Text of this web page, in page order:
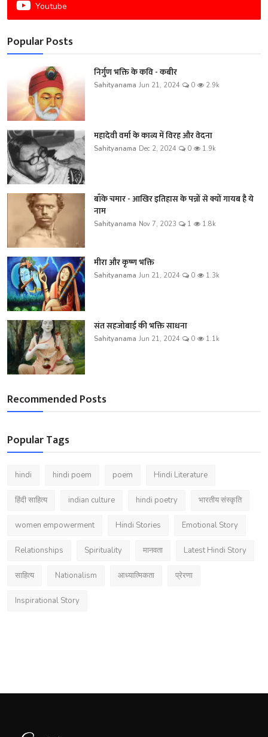
Youtube
Popular Posts
निर्गुण भक्ति के कवि - कबीर
Sahityanama Jun 21, 2024 0 2.9k
महादेवी वर्मा के काव्य में विरह और वेदना
Sahityanama Dec 2, 2024 0 1.9k
बाँके चमार - आखिर इतिहास के पन्नों से क्यों गायब है ये
नाम
Sahityanama Nov 7, 2023 1 1.8k
मीरा और कृष्ण भक्ति
Sahityanama Jun 21, 2024 0 1.3k
संत सहजोबाई की भक्ति साधना
Sahityanama Jun 21, 2024 0 1.1k
Recommended Posts
Popular Tags
hindi hindi poem poem Hindi Literature
हिंदी साहित्य indian culture hindi poetry भारतीय संस्कृति
women empowerment Hindi Stories Emotional Story
Relationships Spirituality मानवता Latest Hindi Story
साहित्य Nationalism आध्यात्मिकता प्रेरणा
Inspirational Story